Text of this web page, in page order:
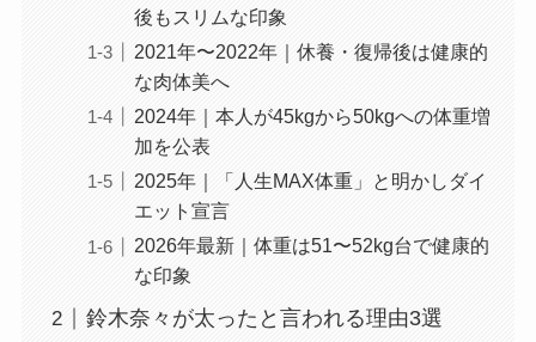
後もスリムな印象
2021年〜2022年｜休養・復帰後は健康的
な肉体美へ
2024年｜本人が45kgから50kgへの体重増
加を公表
2025年｜「人生MAX体重」と明かしダイ
エット宣言
2026年最新｜体重は51〜52kg台で健康的
な印象
鈴木奈々が太ったと言われる理由3選